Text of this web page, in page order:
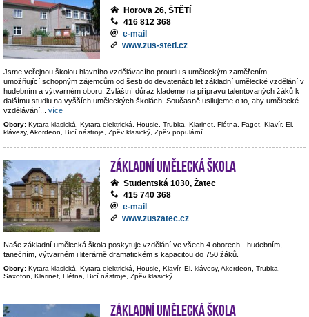
Horova 26, ŠTĚTÍ
416 812 368
e-mail
www.zus-steti.cz
Jsme veřejnou školou hlavního vzdělávacího proudu s uměleckým zaměřením,
umožňující schopným zájemcům od šesti do devatenácti let základní umělecké vzdělání v
hudebním a výtvarném oboru. Zvláštní důraz klademe na přípravu talentovaných žáků k
dalšímu studiu na vyšších uměleckých školách. Současně usilujeme o to, aby umělecké
vzdělávání
více
Obory: Kytara klasická, Kytara elektrická, Housle, Trubka, Klarinet, Flétna, Fagot, Klavír, El.
klávesy, Akordeon, Bicí nástroje, Zpěv klasický, Zpěv populární
Základní umělecká škola
Studentská 1030, Žatec
415 740 368
e-mail
www.zuszatec.cz
Naše základní umělecká škola poskytuje vzdělání ve všech 4 oborech - hudebním,
tanečním, výtvarném i literárně dramatickém s kapacitou do 750 žáků.
Obory: Kytara klasická, Kytara elektrická, Housle, Klavír, El. klávesy, Akordeon, Trubka,
Saxofon, Klarinet, Flétna, Bicí nástroje, Zpěv klasický
Základní umělecká škola